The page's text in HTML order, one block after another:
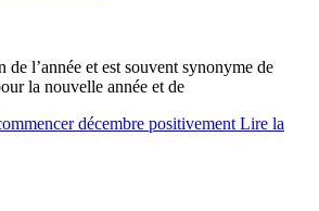
de l’année et est souvent synonyme de
la nouvelle année et de
décembre positivement Lire la